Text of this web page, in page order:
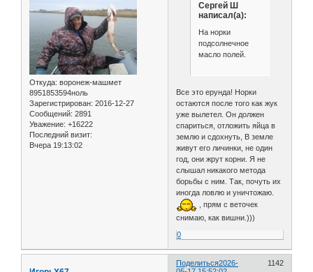
Откуда: воронеж-машмет
8951853594ноль
Зарегистрирован: 2016-12-27
Сообщений: 2891
Уважение: +16222
Последний визит:
Вчера 19:13:02
Сергей Ш
написал(а):
На норки
подсолнечное
масло полей.
Все это ерунда! Норки
остаются после того как жук
уже вылетел. Он должен
спариться, отложить яйца в
землю и сдохнуть, В земле
живут его личинки, не один
год, они жрут корни. Я не
слышал никакого метода
борьбы с ним. Так, почуть их
иногда ловлю и уничтожаю.
, прям с веточек
снимаю, как вишни.)))
0
Поделиться 1142
2026-